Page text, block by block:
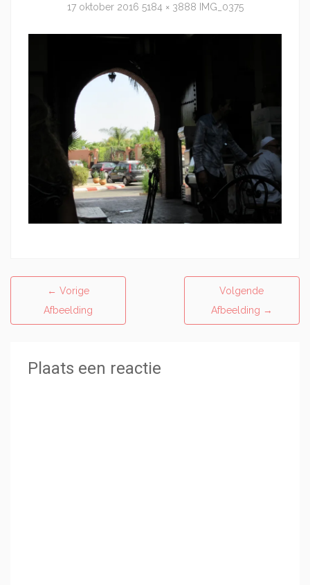
17 oktober 2016 5184 × 3888 IMG_0375
← Vorige
Afbeelding
Volgende
Afbeelding →
Plaats een reactie